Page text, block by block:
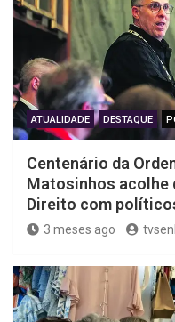
ATUALIDADE DESTAQUE
Centenário da
Matosinhos acolhe
Direito com
3 meses ago